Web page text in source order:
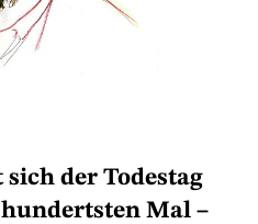
der Todestag
Mal –